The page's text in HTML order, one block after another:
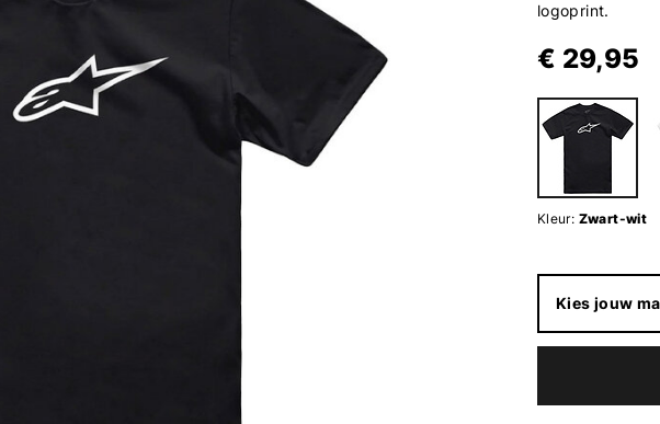
logoprint.
€ 29,95
Kleur: Zwart-wit
Kies jouw